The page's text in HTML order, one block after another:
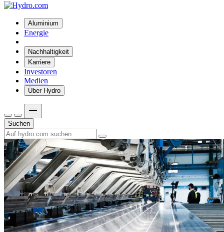
Aluminium
Energie
Nachhaltigkeit
Karriere
Investoren
Medien
Über Hydro
Suchen